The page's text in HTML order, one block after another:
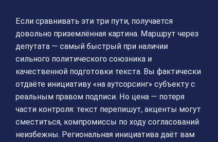
Если сравнивать эти три пути, получается
довольно приземлённая картина. Маршрут через
депутата — самый быстрый при наличии
сильного политического союзника и
качественной подготовки текста. Вы фактически
отдаёте инициативу «на аутсорсинг» субъекту с
реальным правом подписи. Но цена — потеря
части контроля: текст перепишут, акценты могут
сместиться, компромиссы по ходу согласований
неизбежны. Региональная инициатива даёт вам